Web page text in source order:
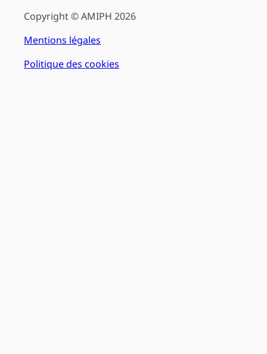
Copyright © AMIPH 2026
Mentions légales
Politique des cookies